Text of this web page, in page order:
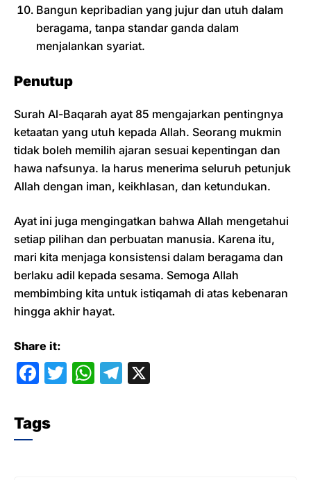
Bangun kepribadian yang jujur dan utuh dalam
beragama, tanpa standar ganda dalam
menjalankan syariat.
Penutup
Surah Al-Baqarah ayat 85 mengajarkan pentingnya
ketaatan yang utuh kepada Allah. Seorang mukmin
tidak boleh memilih ajaran sesuai kepentingan dan
hawa nafsunya. Ia harus menerima seluruh petunjuk
Allah dengan iman, keikhlasan, dan ketundukan.
Ayat ini juga mengingatkan bahwa Allah mengetahui
setiap pilihan dan perbuatan manusia. Karena itu,
mari kita menjaga konsistensi dalam beragama dan
berlaku adil kepada sesama. Semoga Allah
membimbing kita untuk istiqamah di atas kebenaran
hingga akhir hayat.
Share it:
F
c
e
T
W T
Tags